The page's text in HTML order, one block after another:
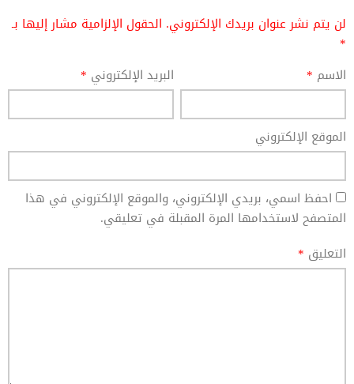
لن يتم نشر عنوان بريدك الإلكتروني. الحقول الإلزامية مشار إليها بـ
*
الاسم * البريد الإلكتروني *
الموقع الإلكتروني
احفظ اسمي، بريدي الإلكتروني، والموقع الإلكتروني في هذا
المتصفح لاستخدامها المرة المقبلة في تعليقي.
التعليق *